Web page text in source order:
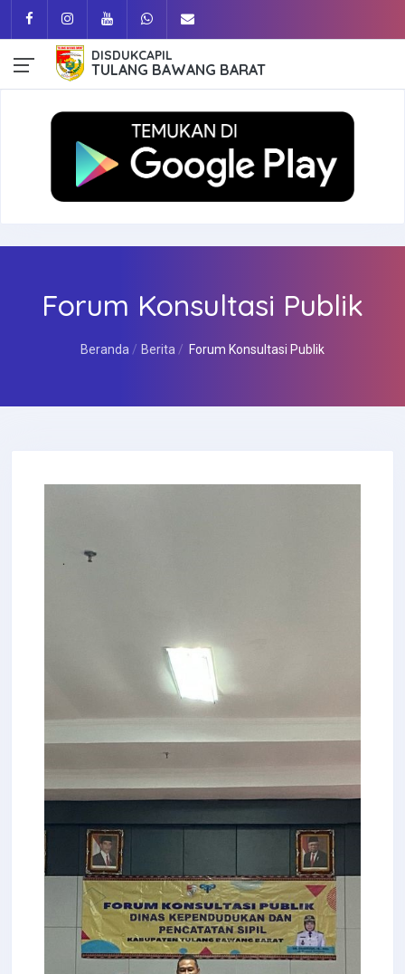
DISDUKCAPIL
TULANG BAWANG BARAT
Forum Konsultasi Publik
Beranda Berita Forum Konsultasi Publik